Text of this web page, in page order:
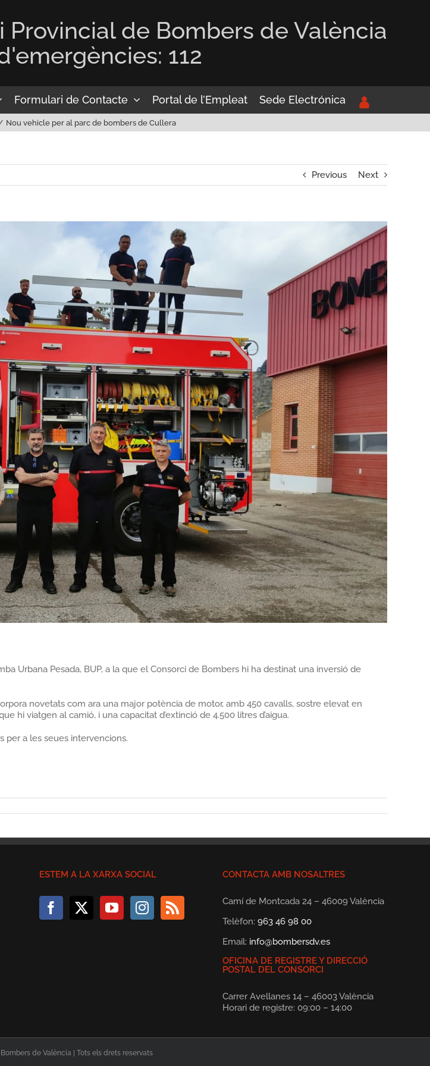
Provincial de Bombers de València
112
Formulari de Contacte Portal de l’Empleat Sede Electrónica
Nou vehicle per al parc de bombers de Cullera
Previous Next
Urbana Pesada, BUP, a la que el Consorci de Bombers hi ha destinat una inversió de
novetats com ara una major potència de motor, amb 450 cavalls, sostre elevat en
hi viatgen al camió, i una capacitat d’extinció de 4.500 litres d’aigua.
per a les seues intervencions.
ESTEM A LA XARXA SOCIAL CONTACTA AMB NOSALTRES
Camí de Montcada 24 – 46009 València
Telèfon: 963 46 98 00
Email: info@bombersdv.es
OFICINA DE REGISTRE Y DIRECCIÓ
POSTAL DEL CONSORCI
Carrer Avellanes 14 – 46003 València
Horari de registre: 09:00 – 14:00
de València | Tots els drets reservats